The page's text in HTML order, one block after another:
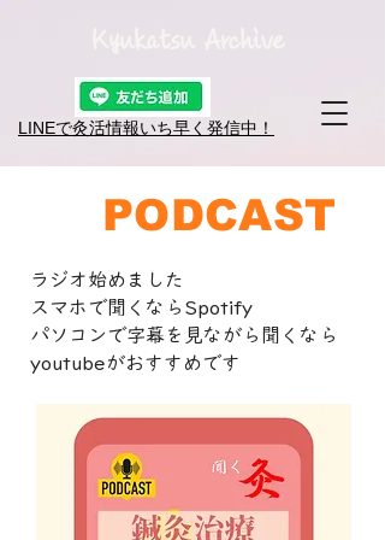
LINEで灸活情報​いち早く発信中！
PODCAST
ラジオ始めました
スマホで聞くならSpotify
パソコンで字幕を見ながら聞くなら
youtubeが​おすすめです